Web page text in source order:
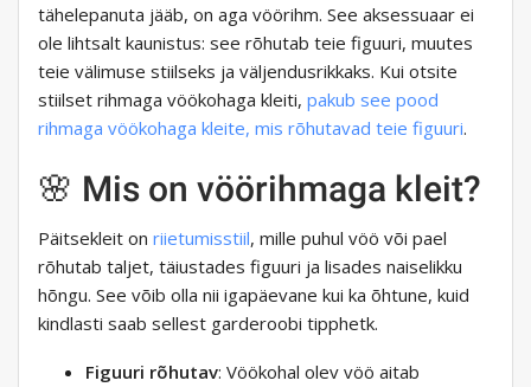
tähelepanuta jääb, on aga vöörihm. See aksessuaar ei
ole lihtsalt kaunistus: see rõhutab teie figuuri, muutes
teie välimuse stiilseks ja väljendusrikkaks. Kui otsite
stiilset rihmaga vöökohaga kleiti, pakub see pood
rihmaga vöökohaga kleite, mis rõhutavad teie figuuri.
🌸 Mis on vöörihmaga kleit?
Päitsekleit on riietumisstiil, mille puhul vöö või pael
rõhutab taljet, täiustades figuuri ja lisades naiselikku
hõngu. See võib olla nii igapäevane kui ka õhtune, kuid
kindlasti saab sellest garderoobi tipphetk.
Figuuri rõhutav: Vöökohal olev vöö aitab